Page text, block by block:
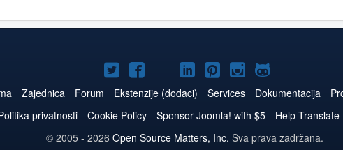
Joomla!
na
Twitteru
Joomla!
na
Facebooku
Joomla!
na
YouTube
Joomla!
naLinkedIn
Joomla!
na
Pinterest
Joomla!
na
Instagram
Joomla!
na
GitHub
Zajednica Forum Ekstenzije (dodaci) Services Dokumentacija
privatnosti Cookie Policy Sponsor Joomla! with $5 Help Translate
© 2005 - 2026 Open Source Matters, Inc. Sva prava zadržana.